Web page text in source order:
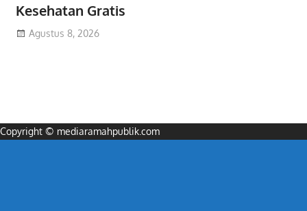
Kesehatan Gratis
Agustus 8, 2026
Copyright © mediaramahpublik.com